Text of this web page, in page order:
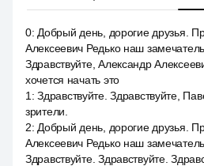
0: Добрый день, дорогие друзья.
Алексеевич Редько наш
Здравствуйте, Александр
хочется начать это
1 :Здравствуйте. Здравствуйте,
зрители.
2: Добрый день, дорогие друзья.
Алексеевич Редько наш
Здравствуйте. Здравствуйте.